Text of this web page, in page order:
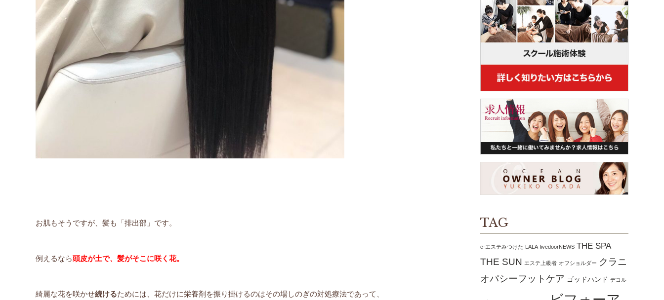
お肌もそうですが、髪も「排出部」です。
例えるなら頭皮が土で、髪がそこに咲く花。
綺麗な花を咲かせ続けるためには、花だけに栄養剤を振り掛けるのはその場しのぎの対処療法であって、
TAG
e-エステみつけた LALA livedoorNEWS THE SPA
THE SUN エステ上級者 オフショルダー クラニ
オパシーフットケア ゴッドハンド デコル